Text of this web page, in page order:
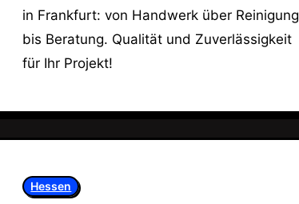
in Frankfurt: von Handwerk über Reinigung
bis Beratung. Qualität und Zuverlässigkeit
für Ihr Projekt!
Hessen